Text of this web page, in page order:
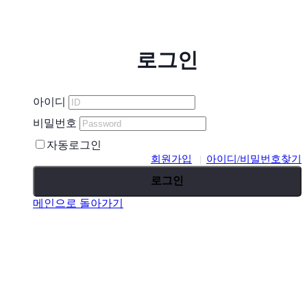
로그인
아이디
비밀번호
자동로그인
회원가입 아이디/비밀번호찾기
로그인
메인으로 돌아가기